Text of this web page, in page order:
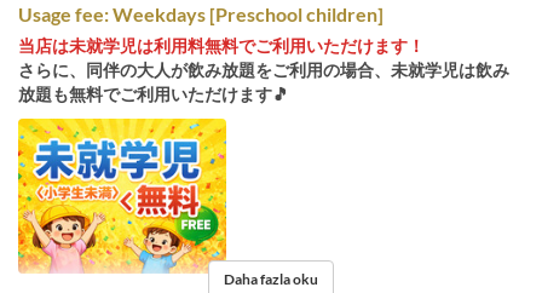
Usage fee: Weekdays [Preschool children]
当店は未就学児は利用料無料でご利用いただけます！
さらに、同伴の大人が飲み放題をご利用の場合、未就学児は飲み
放題も無料でご利用いただけます🎵
Daha fazla oku